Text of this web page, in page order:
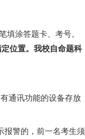
填涂答题卡、考号。
位置。我校自命题科
通讯功能的设备存放
报警的，前一名考生须